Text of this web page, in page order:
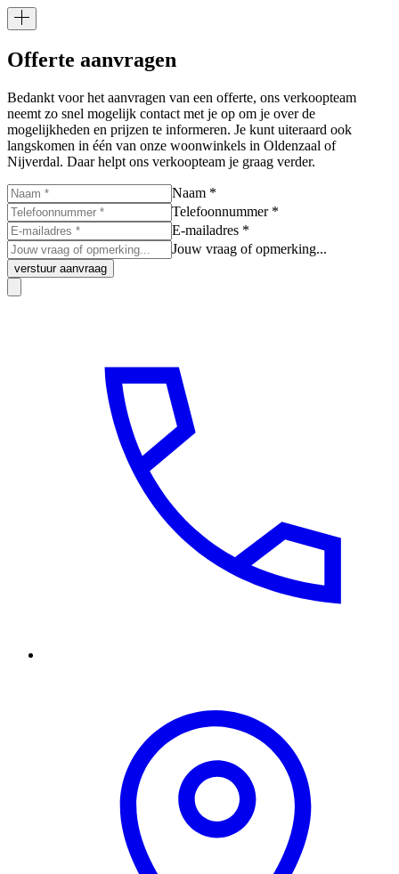
Offerte aanvragen
Bedankt voor het aanvragen van een offerte, ons verkoopteam
neemt zo snel mogelijk contact met je op om je over de
mogelijkheden en prijzen te informeren. Je kunt uiteraard ook
langskomen in één van onze woonwinkels in Oldenzaal of
Nijverdal. Daar helpt ons verkoopteam je graag verder.
Naam *
Telefoonnummer *
E-mailadres *
Jouw vraag of opmerking...
verstuur aanvraag